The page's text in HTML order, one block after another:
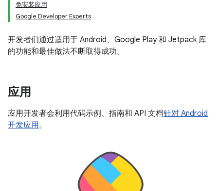
免安装应用
Google Developer Experts
开发者们通过适用于 Android、Google Play 和 Jetpack 库
的功能和最佳做法不断取得成功。
应用
应用开发者会利用代码示例、指南和 API 文档针对 Android
开发应用。